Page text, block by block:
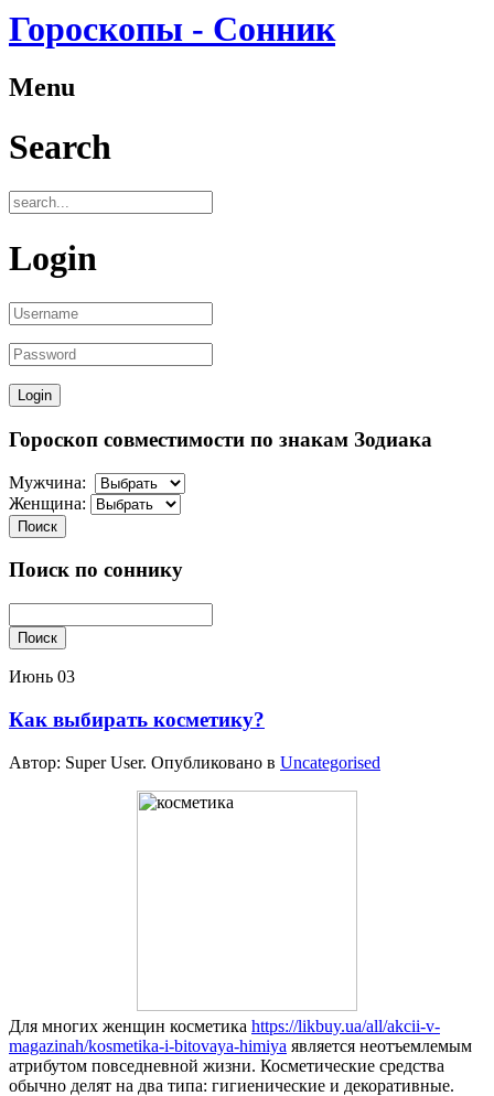
Гороскопы - Сонник
Menu
Search
Login
Гороскоп совместимости по знакам Зодиака
Мужчина:
Женщина:
Поиск
Поиск по соннику
Поиск
Июнь 03
Как выбирать косметику?
Автор: Super User. Опубликовано в Uncategorised
Для многих женщин косметика https://likbuy.ua/all/akcii-v-
magazinah/kosmetika-i-bitovaya-himiya является неотъемлемым
атрибутом повседневной жизни. Косметические средства
обычно делят на два типа: гигиенические и декоративные.